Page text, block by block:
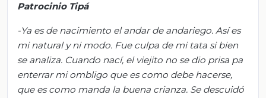
Patrocinio Tipá
-Ya es de nacimiento el andar de andariego. Así es
mi natural y ni modo. Fue culpa de mi tata si bien
se analiza. Cuando nací, el viejito no se dio prisa pa
enterrar mi ombligo que es como debe hacerse,
que es como manda la buena crianza. Se descuidó